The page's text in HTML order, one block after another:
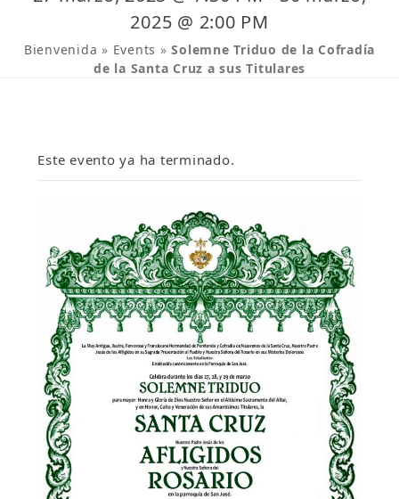
2025 @ 2:00 PM
Bienvenida » Events »Solemne Triduo de la Cofradía
de la Santa Cruz a sus Titulares
Este evento ya ha terminado.